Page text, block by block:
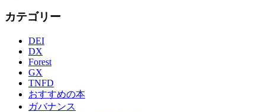
カテゴリー
DEI
DX
Forest
GX
TNFD
おすすめの本
ガバナンス